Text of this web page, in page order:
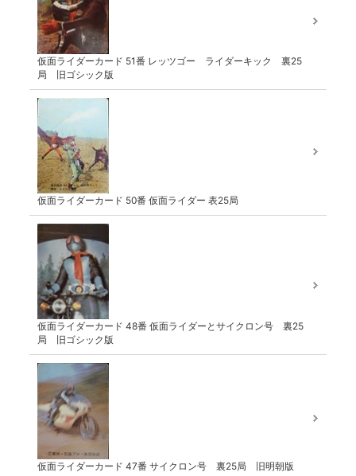
仮面ライダーカード 51番 レッツゴー ライダーキック 裏25
局 旧ゴシック版
仮面ライダーカード 50番 仮面ライダー 表25局
仮面ライダーカード 48番 仮面ライダーとサイクロン号 裏25
局 旧ゴシック版
仮面ライダーカード 47番 サイクロン号 裏25局 旧明朝版